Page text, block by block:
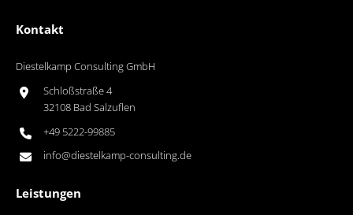
Kontakt
Diestelkamp Consulting GmbH
Schloßstraße 4
32108 Bad Salzuflen
+49 5222-99885
info@diestelkamp-consulting.de
Leistungen